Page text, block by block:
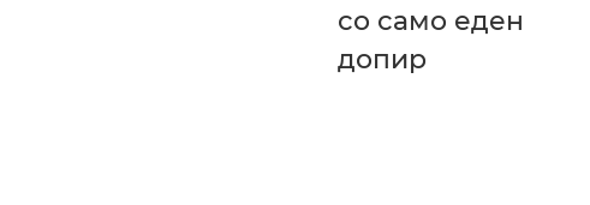
со само еден
допир